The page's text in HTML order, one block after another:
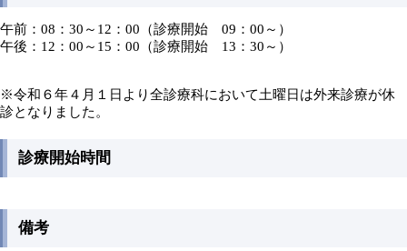
午前：08：30～12：00（診療開始 09：00～）
午後：12：00～15：00（診療開始 13：30～）
※令和６年４月１日より全診療科において土曜日は外来診療が休
診となりました。
診療開始時間
備考